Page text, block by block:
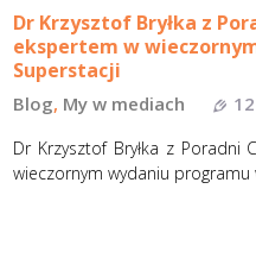
Dr Krzysztof Bryłka z
ekspertem w
Superstacji
Blog, My w mediach
Dr Krzysztof Bryłka z Poradni
wieczornym wydaniu